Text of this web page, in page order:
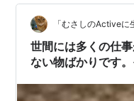
辞めることになるだ
在働いている会社は、
400人ほどの社員を抱
き合う仕事をされて
「むさしのActive
世間には多くの仕
ない物ばかりです
ます。